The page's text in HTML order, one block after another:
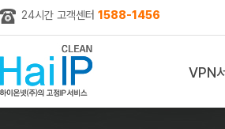
24시간 고객센터 1588-1456
VPN